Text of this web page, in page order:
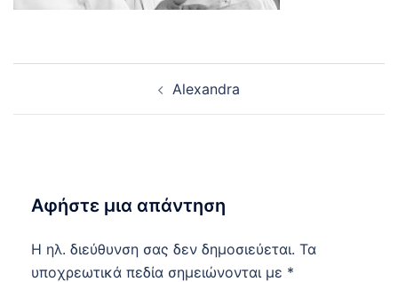
Alexandra
Αφήστε μια απάντηση
Η ηλ. διεύθυνση σας δεν δημοσιεύεται. Τα
υποχρεωτικά πεδία σημειώνονται με *